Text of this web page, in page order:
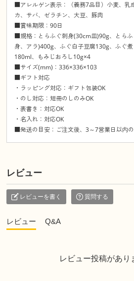
■アレルゲン表示：（義務7品目）小麦、
カ、サバ、ゼラチン、大豆、豚肉
■賞味期限：90日
■規格：とらふぐ刺身(30cm皿)90g、とら
身、アラ)400g、ふぐ白子豆腐130g、ふぐ
180ml、もみじおろし10g×4
■サイズ(mm)：336×336×103
■ギフト対応
・ラッピング対応：ギフト包装OK
・のし対応：短冊のしのみOK
・表書き：対応OK
・名入れ：対応OK
■発送の目安：ご注文後、3～7営業日以内の
レビュー
レビューを書く 質問する
レビュー Q&A
レビュー投稿があり